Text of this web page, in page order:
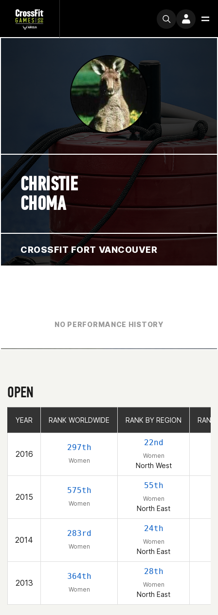
CHRISTIE
CHOMA
CROSSFIT FORT VANCOUVER
NO PERFORMANCE HISTORY
OPEN
YEAR RANK WORLDWIDE RANK BY REGION RANK
2016
297th
Women
22nd
Women
North West
2015
575th
Women
55th
Women
North East
2014
283rd
Women
24th
Women
North East
2013
364th
Women
28th
Women
North East
YEAR RANK WORLDWIDE RANK BY REGION RANK